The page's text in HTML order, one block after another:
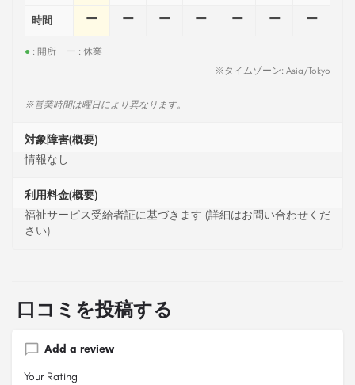
時間 ー ー ー ー ー ー ー
● : 開所 ー : 休業
※タイムゾーン: Asia/Tokyo
※営業時間は曜日により異なります。
対象障害(概要)
情報なし
利用料金(概要)
福祉サービス受給者証に基づきます (詳細はお問い合わせくだ
さい)
口コミを投稿する
Add a review
Your Rating